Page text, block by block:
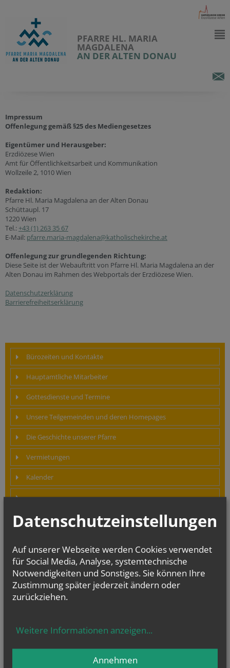
PFARRE HL. MARIA
MAGDALENA
AN DER ALTEN DONAU
Impressum
Offenlegung gemäß §25 des Mediengesetzes
Eigentümer und Herausgeber:
Erzdiözese Wien
Amt für Öffentlichkeitsarbeit und Kommunikation
Wollzeile 2, 1010 Wien
Redaktion:
Pfarre Hl. Maria Magdalena an der Alten Donau
Schüttaupl. 17
1220 Wien
Tel.: +43 (1) 263 35 67
E-Mail: pfarre.maria-magdalena@katholischekirche.at
Offenlegung zur grundlegenden Richtung:
Diese Seite ist der Webauftritt von Pfarre Hl. Maria Magdalena an der
Alten Donau im Rahmen des Webportals der Erzdiözese Wien.
Datenschutzerklärung
Barrierefreiheitserklärung
Bürozeiten und Kontakte
Hauptamtliche Mitarbeiter
Gottesdienste und Termine
Unsere Teilgemeinden und deren Homepages
Die Geschichte unserer Pfarre
Vermietungen
Kalender
Kirchenbeitragsstelle
Links
Geben Sie bitte Ihre E-Mail Adresse ein
Datenschutzeinstellungen
Auf unserer Webseite werden Cookies verwendet
für Social Media, Analyse, systemtechnische
Notwendigkeiten und Sonstiges. Sie können Ihre
Zustimmung später jederzeit ändern oder
zurückziehen.
Weitere Informationen anzeigen...
Annehmen